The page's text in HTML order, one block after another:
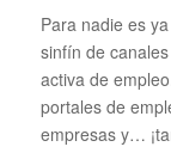
Para nadie es
sinfín de
activa de
portales de
empresas y…